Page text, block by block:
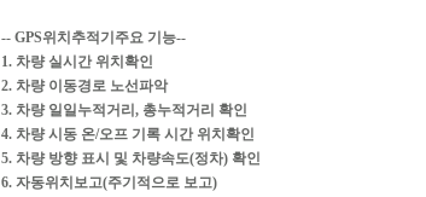
-- GPS위치추적기주요 기능--
1. 차량 실시간 위치확인
2. 차량 이동경로 노선파악
3. 차량 일일누적거리, 총누적거리 확인
4. 차량 시동 온/오프 기록 시간 위치확인
5. 차량 방향 표시 및 차량속도(정차) 확인
6. 자동위치보고(주기적으로 보고)